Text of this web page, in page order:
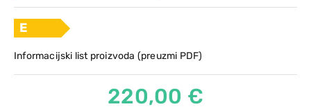
E
Informacijski list proizvoda (preuzmi PDF)
220,00 €